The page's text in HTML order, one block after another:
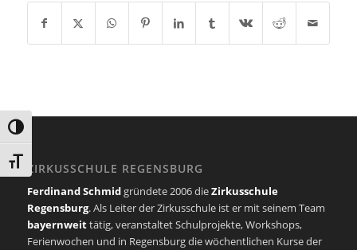
Umschalten auf hohe Kontraste
Schrift vergrößern
ZIRKUSSCHULE REGENSBURG
Ferdinand Schmidgründete 2006 dieZirkusschule
Regensburg. Als Leiter der Zirkusschule ist er mit seinem Team
bayernweittätig, veranstaltet Schulprojekte, Workshops,
Ferienwochen und in Regensburg die wöchentlichen Kurse der